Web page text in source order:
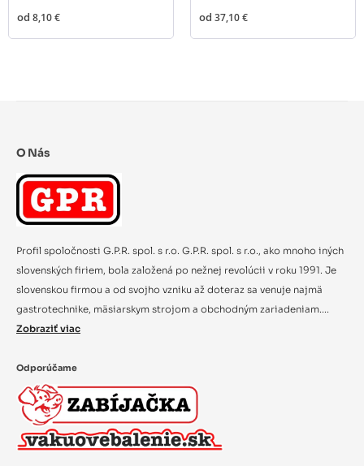
od 8,10 € od 37,10 €
O Nás
Profil spoločnosti G.P.R. spol. s r.o. G.P.R. spol. s r.o., ako mnoho iných
slovenských firiem, bola založená po nežnej revolúcii v roku 1991. Je
slovenskou firmou a od svojho vzniku až doteraz sa venuje najmä
gastrotechnike, mäsiarskym strojom a obchodným zariadeniam....
Zobraziť viac
Odporúčame